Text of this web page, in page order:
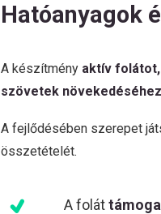
Hatóanyagok
A készítmény aktív
szövetek
A fejlődésében szerepet
összetételét.
A folát